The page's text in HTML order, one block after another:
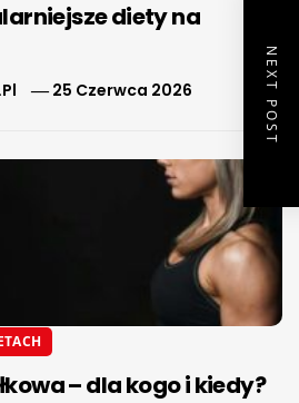
diety na
25 Czerwca 2026
– dla kogo i kiedy?
NEXT POST